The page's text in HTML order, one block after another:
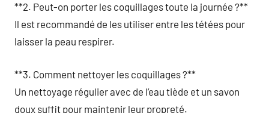
**2. Peut-on porter les coquillages toute la journée ?**
Il est recommandé de les utiliser entre les tétées pour
laisser la peau respirer.
**3. Comment nettoyer les coquillages ?**
Un nettoyage régulier avec de l’eau tiède et un savon
doux suffit pour maintenir leur propreté.